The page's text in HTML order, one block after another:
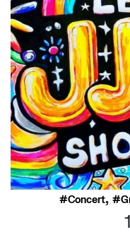
Concert,